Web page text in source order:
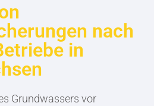
nach
in
Grundwassers vor